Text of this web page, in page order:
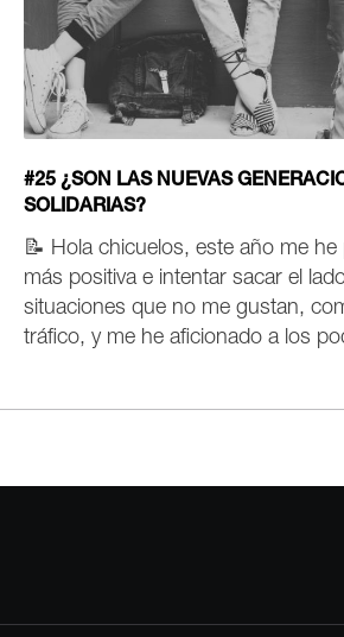
#25 ¿SON LAS NUEVAS
SOLIDARIAS?
📝 Hola chicuelos, este año me
más positiva e intentar sacar el
situaciones que no me gustan,
tráfico, y me he aficionado a los